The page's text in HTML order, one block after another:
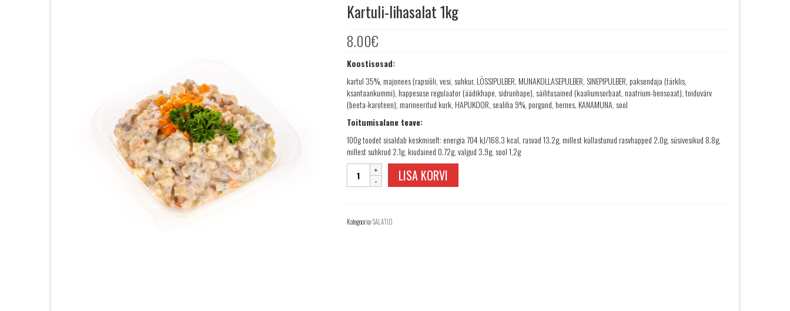
Kartuli-lihasalat 1kg
8.00€
Koostisosad:
kartul 35%, majonees (rapsiõli, vesi, suhkur, LÕSSIPULBER, MUNAKOLLASEPULBER, SINEPIPULBER, paksendaja (tärklis,
ksantaankummi), happesuse regulaator (äädikhape, sidrunhape), säilitusained (kaaliumsorbaat, naatrium-bensoaat), toiduvärv
(beeta-karoteen), marineeritud kurk, HAPUKOOR, sealiha 9%, porgand, hernes, KANAMUNA, sool
Toitumisalane teave:
100g toodet sisaldab keskmiselt: energia 704 kJ/168.3 kcal, rasvad 13.2g, millest küllastunud rasvhapped 2.0g, süsivesikud 8.8g,
millest suhkrud 2.1g, kiudained 0.72g, valgud 3.9g, sool 1,2g
Kartuli-
lihasalat
LISA KORVI
Kategooria:SALATID